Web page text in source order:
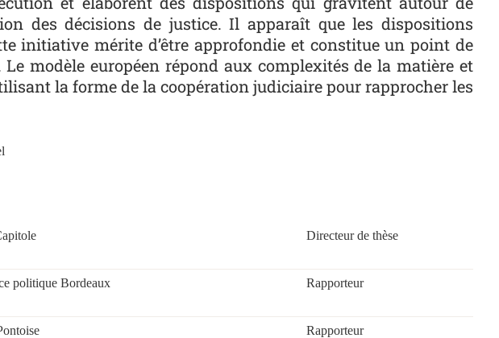
des décisions de justice. Il apparaît que les dispositions
initiative mérite d’être approfondie et constitue un point de
modèle européen répond aux complexités de la matière et
la forme de la coopération judiciaire pour rapprocher les
Directeur de thèse
politique Bordeaux Rapporteur
Rapporteur